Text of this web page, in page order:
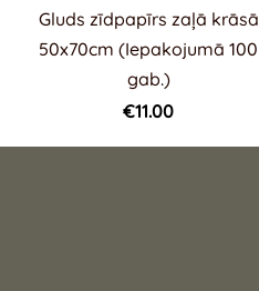
Gluds zīdpapīrs zaļā krāsā
50x70cm (Iepakojumā 100
gab.)
€11.00